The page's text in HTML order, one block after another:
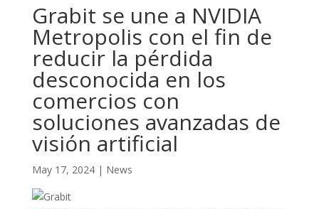
Grabit se une a NVIDIA
Metropolis con el fin de
reducir la pérdida
desconocida en los
comercios con
soluciones avanzadas de
visión artificial
May 17, 2024| News